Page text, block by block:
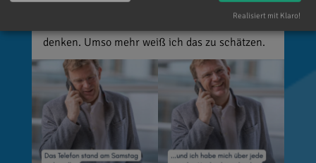
denken. Umso mehr weiß ich das zu schätzen.
Realisiert mit Klaro!